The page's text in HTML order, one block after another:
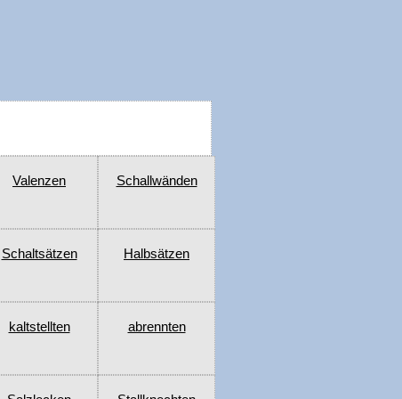
Valenzen Schallwänden
Schaltsätzen Halbsätzen
kaltstellten abrennten